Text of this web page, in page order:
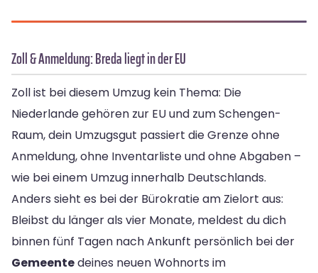
Zoll & Anmeldung: Breda liegt in der EU
Zoll ist bei diesem Umzug kein Thema: Die
Niederlande gehören zur EU und zum Schengen-
Raum, dein Umzugsgut passiert die Grenze ohne
Anmeldung, ohne Inventarliste und ohne Abgaben –
wie bei einem Umzug innerhalb Deutschlands.
Anders sieht es bei der Bürokratie am Zielort aus:
Bleibst du länger als vier Monate, meldest du dich
binnen fünf Tagen nach Ankunft persönlich bei der
Gemeentedeines neuen Wohnorts im